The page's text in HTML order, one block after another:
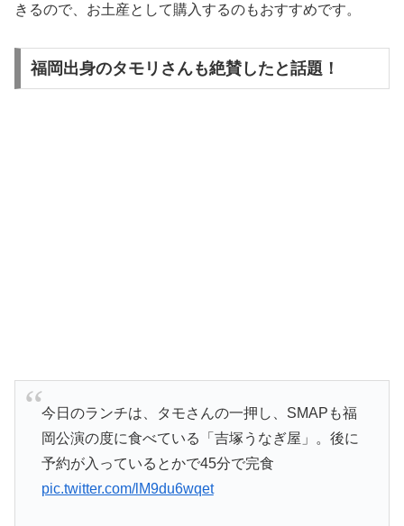
きるので、お土産として購入するのもおすすめです。
福岡出身のタモリさんも絶賛したと話題！
今日のランチは、タモさんの一押し、SMAPも福
岡公演の度に食べている「吉塚うなぎ屋」。後に
予約が入っているとかで45分で完食
pic.twitter.com/lM9du6wqet